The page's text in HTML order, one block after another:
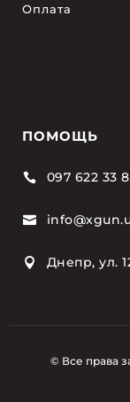
Оплата
ПОМОЩЬ
 097 622 33

 Днепр, ул.
© Все права